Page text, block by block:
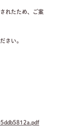
れたため、ご案
さい。